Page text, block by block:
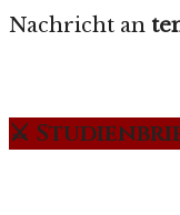
Nachricht an
⚔️